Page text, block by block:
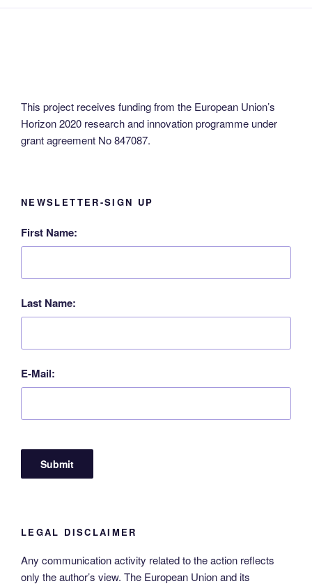
This project receives funding from the European Union’s
Horizon 2020 research and innovation programme under
grant agreement No 847087.
NEWSLETTER-SIGN UP
First Name:
Last Name:
E-Mail:
LEGAL DISCLAIMER
Any communication activity related to the action reflects
only the author’s view. The European Union and its